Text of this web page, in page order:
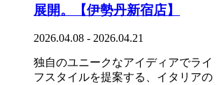
展開。【伊勢丹新宿店】
2026.04.08 - 2026.04.21
独自のユニークなアイディアでライ
フスタイルを提案する、イタリアの